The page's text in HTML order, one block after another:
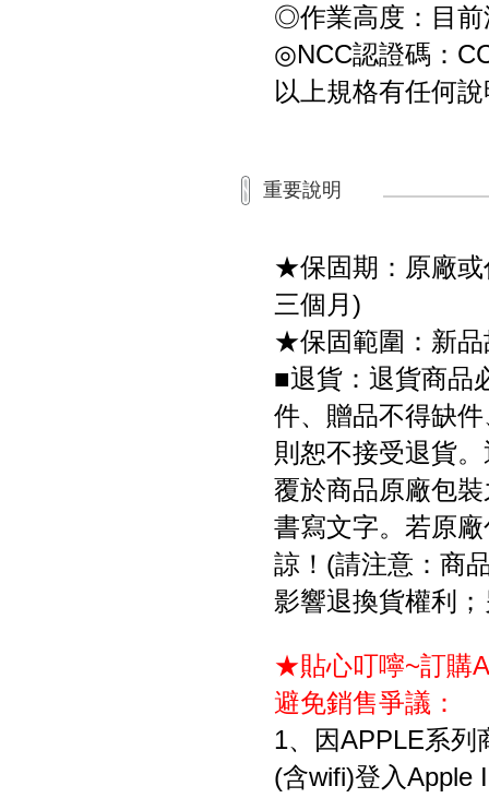
◎作業高度：目前
◎NCC認證碼：
以上規格有任何
重要說明
★保固期：原廠或
三個月)
★保固範圍：新品
■退貨：退貨商品
件、贈品不得缺
則恕不接受退貨
覆於商品原廠包
書寫文字。若原
諒！(請注意：商
影響退換貨權利
★貼心叮嚀~訂購
避免銷售爭議：
1、因APPLE系列
(含wifi)登入Apple